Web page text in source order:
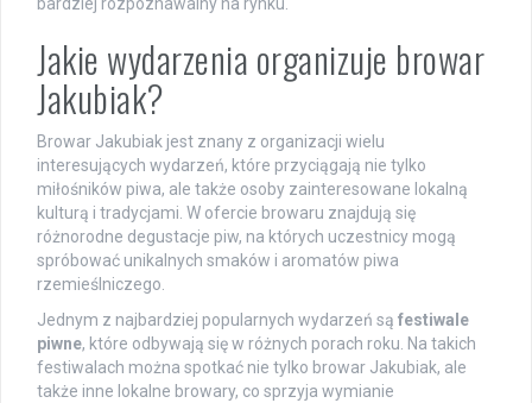
Jakie wydarzenia organizuje browar
Jakubiak?
Browar Jakubiak jest znany z organizacji wielu
interesujących wydarzeń, które przyciągają nie tylko
miłośników piwa, ale także osoby zainteresowane lokalną
kulturą i tradycjami. W ofercie browaru znajdują się
różnorodne degustacje piw, na których uczestnicy mogą
spróbować unikalnych smaków i aromatów piwa
rzemieślniczego.
Jednym z najbardziej popularnych wydarzeń są festiwale
piwne, które odbywają się w różnych porach roku. Na takich
festiwalach można spotkać nie tylko browar Jakubiak, ale
także inne lokalne browary, co sprzyja wymianie